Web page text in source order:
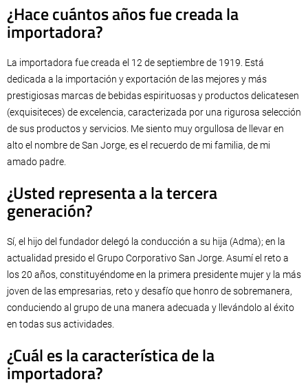
¿Hace cuántos años fue creada la
importadora?
La importadora fue creada el 12 de septiembre de 1919. Está
dedicada a la importación y exportación de las mejores y más
prestigiosas marcas de bebidas espirituosas y productos delicatesen
(exquisiteces) de excelencia, caracterizada por una rigurosa selección
de sus productos y servicios. Me siento muy orgullosa de llevar en
alto el nombre de San Jorge, es el recuerdo de mi familia, de mi
amado padre.
¿Usted representa a la tercera
generación?
Sí, el hijo del fundador delegó la conducción a su hija (Adma); en la
actualidad presido el Grupo Corporativo San Jorge. Asumí el reto a
los 20 años, constituyéndome en la primera presidente mujer y la más
joven de las empresarias, reto y desafío que honro de sobremanera,
conduciendo al grupo de una manera adecuada y llevándolo al éxito
en todas sus actividades.
¿Cuál es la característica de la
importadora?